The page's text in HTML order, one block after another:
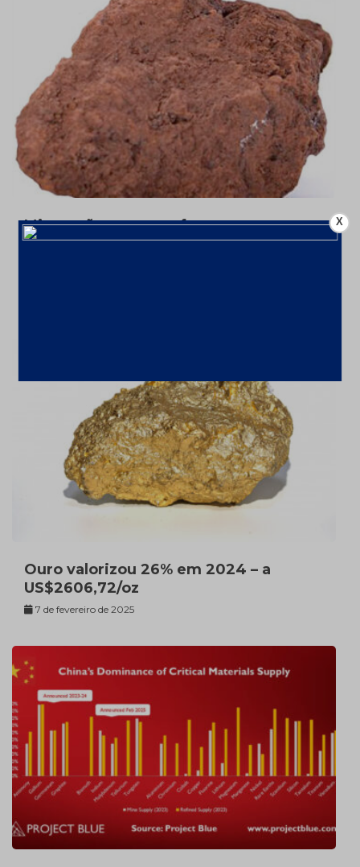
Mineração aumenta faturamento em
9,1% em 2024 com alta de ferro;
Ouro valorizou 26% em 2024 – a
US$2606,72/oz
7 de fevereiro de 2025
X